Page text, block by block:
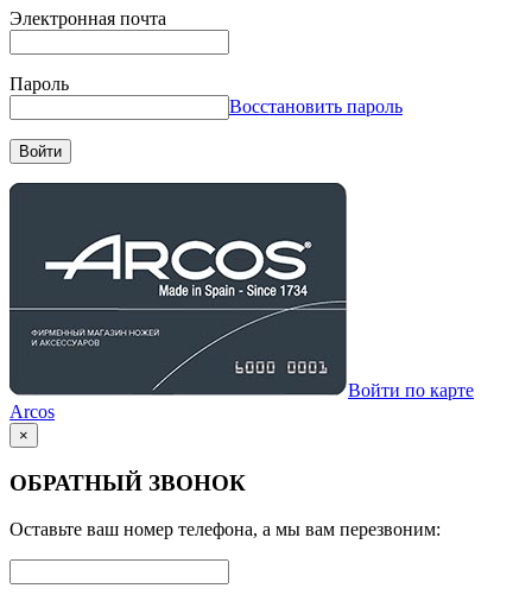
Электронная почта
Пароль
Восстановить пароль
Войти
Войти по карте
Arcos
×
ОБРАТНЫЙ ЗВОНОК
Оставьте ваш номер телефона, а мы вам перезвоним: